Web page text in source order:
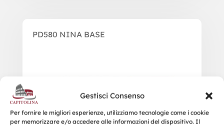
Gestisci Consenso
Per fornire le migliori esperienze, utilizziamo tecnologie come i cookie
per memorizzare e/o accedere alle informazioni del dispositivo. Il
PD580 NINA BASE